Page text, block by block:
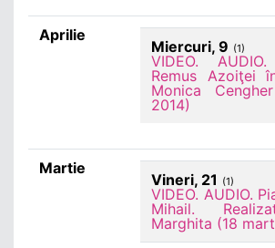
Aprilie
Miercuri, 9 (1)
VIDEO.
Remus Azoiţei
Monica
2014)
Martie
Vineri, 21 (1)
VIDEO. AUDIO.
Mihail.
Marghita (18